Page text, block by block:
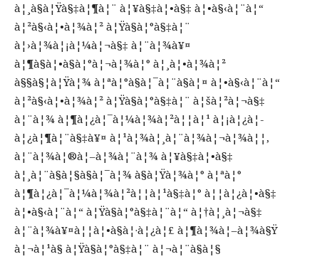
à¦¸à§à¦Ÿà§‡à¦¶à¦¨ à¦¥à§‡à¦•à§‡ à¦•à§‹à¦¨à¦“
à¦²à§‹à¦•à¦¾à¦² à¦Ÿà§à¦°à§‡à¦¨
à¦›à¦¾à¦¡à¦¼à¦¬à§‡ à¦¨à¦¾à¥¤
à¦¶à§à¦•à§à¦°à¦¬à¦¾à¦° à¦¸à¦•à¦¾à¦²
à§§à§¦à¦Ÿà¦¾ à¦ªà¦°à§à¦¯à¦¨à§à¦¤ à¦•à§‹à¦¨à¦“
à¦²à§‹à¦•à¦¾à¦² à¦Ÿà§à¦°à§‡à¦¨ à¦šà¦²à¦¬à§‡
à¦¨à¦¾ à¦¶à¦¿à¦¯à¦¼à¦¾à¦²à¦¦à¦¹ à¦¡à¦¿à¦­
à¦¿à¦¶à¦¨à§‡à¥¤ à¦¹à¦¾à¦¸à¦¨à¦¾à¦¬à¦¾à¦¦,
à¦¨à¦¾à¦®à¦–à¦¾à¦¨à¦¾ à¦¥à§‡à¦•à§‡
à¦¸à¦¨à§à¦§à§à¦¯à¦¾ à§­à¦Ÿà¦¾à¦° à¦ªà¦°
à¦¶à¦¿à¦¯à¦¼à¦¾à¦²à¦¦à¦¹à§‡à¦° à¦¦à¦¿à¦•à§‡
à¦•à§‹à¦¨à¦“ à¦Ÿà§à¦°à§‡à¦¨à¦“ à¦†à¦¸à¦¬à§‡
à¦¨à¦¾à¥¤à¦¦à¦•à§à¦·à¦¿à¦£ à¦¶à¦¾à¦–à¦¾à§Ÿ
à¦¬à¦¹à§ à¦Ÿà§à¦°à§‡à¦¨ à¦¬à¦¨à§à¦§